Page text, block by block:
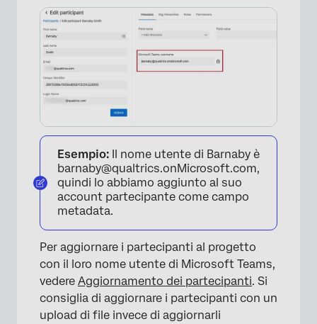
Esempio: Il nome utente di Barnaby è
barnaby@qualtrics.onMicrosoft.com,
quindi lo abbiamo aggiunto al suo
account partecipante come campo
metadata.
Per aggiornare i partecipanti al progetto
con il loro nome utente di Microsoft Teams,
vedere Aggiornamento dei partecipanti. Si
consiglia di aggiornare i partecipanti con un
upload di file invece di aggiornarli